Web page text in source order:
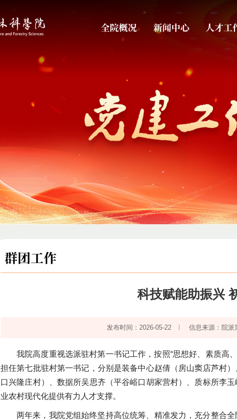
全院概况 新闻中心 人才工
群团工作
科技赋能助振兴
发布时间：2026-05-22 信息来源：院派
我院高度重视选派驻村第一书记工作，按照“思想好、素质高
担任第七批驻村第一书记，分别是装备中心赵倩（房山窦店芦村
口兴隆庄村）、数据所吴思齐（平谷峪口胡家营村）、质标所李
业农村现代化提供有力人才支撑。
两年来，我院党组始终坚持高位统筹、精准发力，充分整合